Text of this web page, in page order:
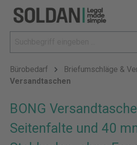
Bürobedarf
Briefumschläge &
Versandtaschen
BONG Versandtasche
Seitenfalte und 40